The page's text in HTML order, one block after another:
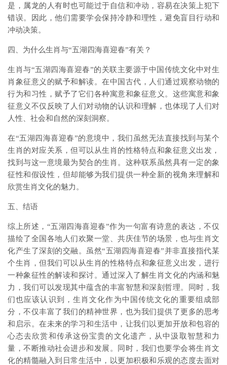
是，属龙的人有时也可能过于自信和冲动，容易在决策上犯下
错误。因此，他们需要学会保持冷静和理性，避免盲目行动和
冲动决策。
四、为什么生肖与“五湖四海喜迎春”有关？
生肖与“五湖四海喜迎春”的关联主要源于中国传统文化中对生
肖象征意义的赋予和解读。在中国古代，人们通过观察动物的
行为和习性，赋予了它们各种寓意和象征意义。这些寓意和象
征意义不仅反映了人们对动物的认识和理解，也体现了人们对
人性、社会和自然的深刻洞察。
在“五湖四海喜迎春”的意境中，我们虽然无法直接找到与某个
生肖的对应关系，但可以从生肖的性格特点和象征意义出发，
找到与这一意境最为契合的生肖。这种联系虽然具有一定的象
征性和假设性，但却能够为我们提供一种全新的视角来理解和
欣赏生肖文化的魅力。
五、结语
综上所述，“五湖四海喜迎春”作为一句富有诗意的表达，不仅
描绘了全国各地人们欢聚一堂、共庆佳节的场景，也与生肖文
化产生了深刻的交融。虽然“五湖四海喜迎春”并非直接指代某
个生肖，但我们可以从生肖的性格特点和象征意义出发，进行
一种象征性的解读和探讨。通过深入了解生肖文化的内涵和魅
力，我们可以发现其中蕴含的丰富智慧和深刻哲理。同时，我
们也应该认识到，生肖文化作为中国传统文化的重要组成部
分，不仅丰富了我们的精神世界，也为我们提供了更多的思考
和启示。在未来的学习和生活中，让我们以更加开放和包容的
心态去欣赏和传承这份宝贵的文化遗产，从中汲取智慧和力
量，不断推动社会进步和发展。同时，我们也要学会将生肖文
化的精髓融入到日常生活中，以更加积极和乐观的态度去面对